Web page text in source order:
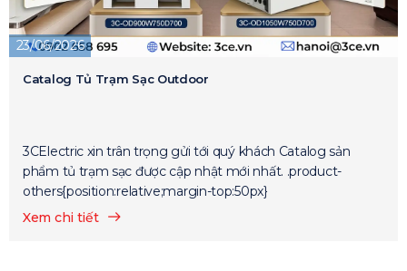
23/06/2026
Catalog Tủ Trạm Sạc Outdoor
3CElectric xin trân trọng gửi tới quý khách Catalog sản
phẩm tủ trạm sạc được cập nhật mới nhất. .product-
others{position:relative;margin-top:50px}
Xem chi tiết